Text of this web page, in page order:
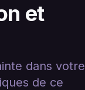
et
dans votre
de ce